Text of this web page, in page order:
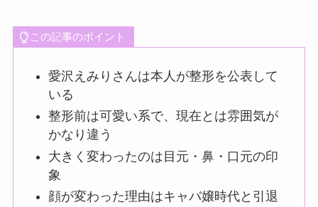
この記事のポイント
愛沢えみりさんは本人が整形を公表して
いる
整形前は可愛い系で、現在とは雰囲気が
かなり違う
大きく変わったのは目元・鼻・口元の印
象
顔が変わった理由はキャバ嬢時代と引退